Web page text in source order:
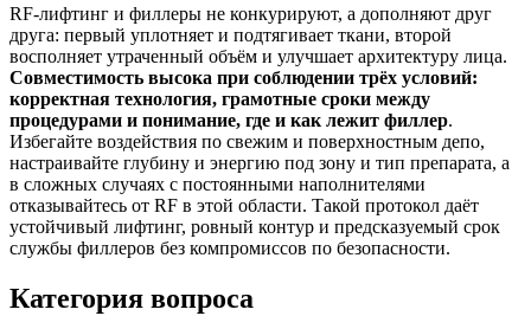
RF‑лифтинг и филлеры не конкурируют, а дополняют друг
друга: первый уплотняет и подтягивает ткани, второй
восполняет утраченный объём и улучшает архитектуру лица.
Совместимость высока при соблюдении трёх условий:
корректная технология, грамотные сроки между
процедурами и понимание, где и как лежит филлер.
Избегайте воздействия по свежим и поверхностным депо,
настраивайте глубину и энергию под зону и тип препарата, а
в сложных случаях с постоянными наполнителями
отказывайтесь от RF в этой области. Такой протокол даёт
устойчивый лифтинг, ровный контур и предсказуемый срок
службы филлеров без компромиссов по безопасности.
Категория вопроса